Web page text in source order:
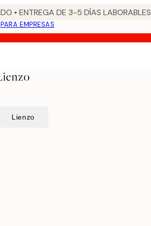
• ENTREGA DE 3-5 DÍAS LABORABLES
PARA EMPRESAS
Lienzo